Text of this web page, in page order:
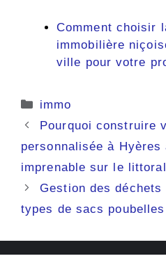
Comment choisir
immobilière
ville pour votre
Catégories
immo
Pourquoi construire
personnalisée à Hyères
imprenable sur le
Gestion des
types de sacs poubelles